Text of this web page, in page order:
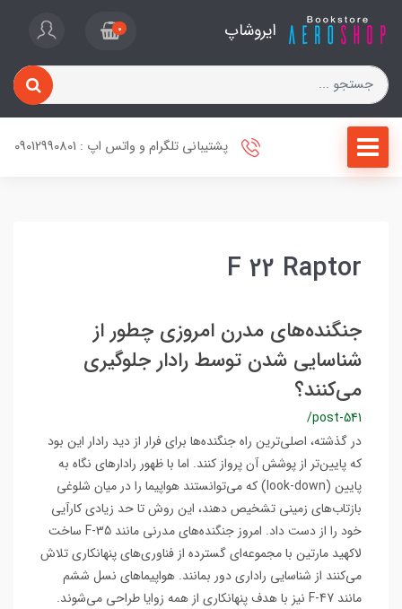
ایروشاپ 0
پشتیبانی تلگرام و واتس اپ : 09012990801
F 22 Raptor
جنگنده‌های مدرن امروزی چطور از
شناسایی شدن توسط رادار جلوگیری
می‌کنند؟
/post-541
در گذشته، اصلی‌ترین راه جنگنده‌ها برای فرار از دید رادار این بود
که پایین‌تر از پوشش آن پرواز کنند. اما با ظهور رادارهای نگاه به
پایین (look-down) که می‌توانستند هواپیما را در میان شلوغی
بازتاب‌های زمینی تشخیص دهند، این روش تا حد زیادی کارآیی
خود را از دست داد. امروز جنگنده‌های مدرنی مانند F-35 ساخت
لاکهید مارتین با مجموعه‌ای گسترده از فناوری‌های پنهانکاری تلاش
می‌کنند از شناسایی راداری دور بمانند. هواپیماهای نسل ششم
مانند F-47 نیز با هدف پنهانکاری از همه زوایا طراحی می‌شوند.